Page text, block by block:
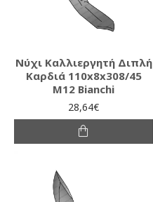
Νύχι Καλλιεργητή Διπλή
Καρδιά 110x8x308/45
M12 Bianchi
28,64€